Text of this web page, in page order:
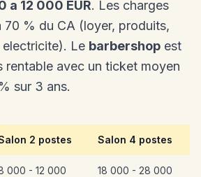
a 12 000 EUR. Les charges
70 % du CA (loyer, produits,
Le barbershop est
rentable avec un ticket moyen
sur 3 ans.
2 postes Salon 4 postes
000 - 12 000
18 000 - 28 000